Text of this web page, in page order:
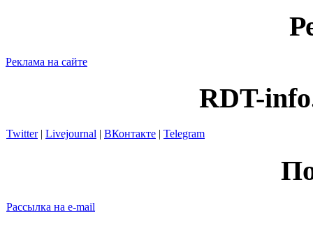
Реклама на сайте
RDT-
Twitter| Livejournal | ВКонтакте | Telegram
Рассылка на e-mail